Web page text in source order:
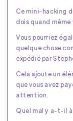
Ce mini-hacking
dois quand même
Vous pourriez
quelque chose
expédié par
Cela ajoute un
que vous avez
attention.
Quel mal y a-t-il à